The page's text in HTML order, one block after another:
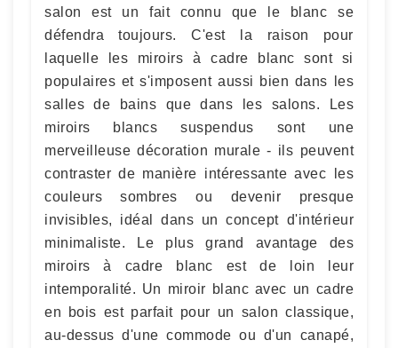
salon est un fait connu que le blanc se
défendra toujours. C'est la raison pour
laquelle les miroirs à cadre blanc sont si
populaires et s'imposent aussi bien dans les
salles de bains que dans les salons. Les
miroirs blancs suspendus sont une
merveilleuse décoration murale - ils peuvent
contraster de manière intéressante avec les
couleurs sombres ou devenir presque
invisibles, idéal dans un concept d'intérieur
minimaliste. Le plus grand avantage des
miroirs à cadre blanc est de loin leur
intemporalité. Un miroir blanc avec un cadre
en bois est parfait pour un salon classique,
au-dessus d'une commode ou d'un canapé,